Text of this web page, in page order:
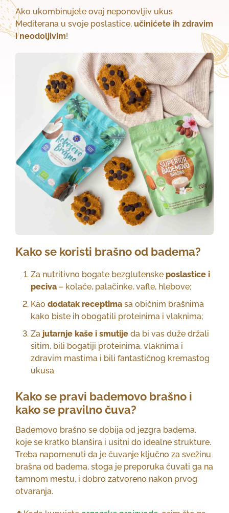
Ako ukombinujete ovaj neponovljiv ukus
Mediterana u svoje poslastice, učinićete ih zdravim
i neodoljivim!
Kako se koristi brašno od badema?
Za nutritivno bogate bezglutenske poslastice i
peciva – kolače, palačinke, vafle, hlebove;
Kao dodatak receptima sa običnim brašnima
kako biste ih obogatili proteinima i vlaknima;
Za jutarnje kaše i smutije da bi vas duže držali
sitim, bili bogatiji proteinima, vlaknima i
zdravim mastima i bili fantastičnog kremastog
ukusa
Kako se pravi bademovo brašno i
kako se pravilno čuva?
Bademovo brašno se dobija od jezgra badema,
koje se kratko blanšira i usitni do idealne strukture.
Treba napomenuti da je čuvanje ključno za svežinu
brašna od badema, stoga je preporuka čuvati ga na
tamnom mestu, i dobro zatvoreno nakon prvog
otvaranja.